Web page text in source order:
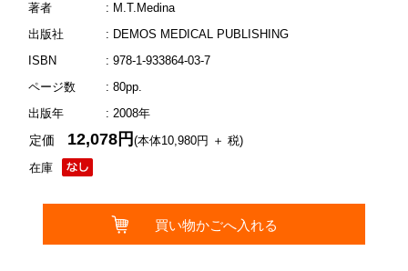
著者
: M.T.Medina
出版社
: DEMOS MEDICAL PUBLISHING
ISBN
: 978-1-933864-03-7
ページ数
: 80pp.
出版年
: 2008年
在庫
定価 12,078円(本体10,980円 ＋ 税)